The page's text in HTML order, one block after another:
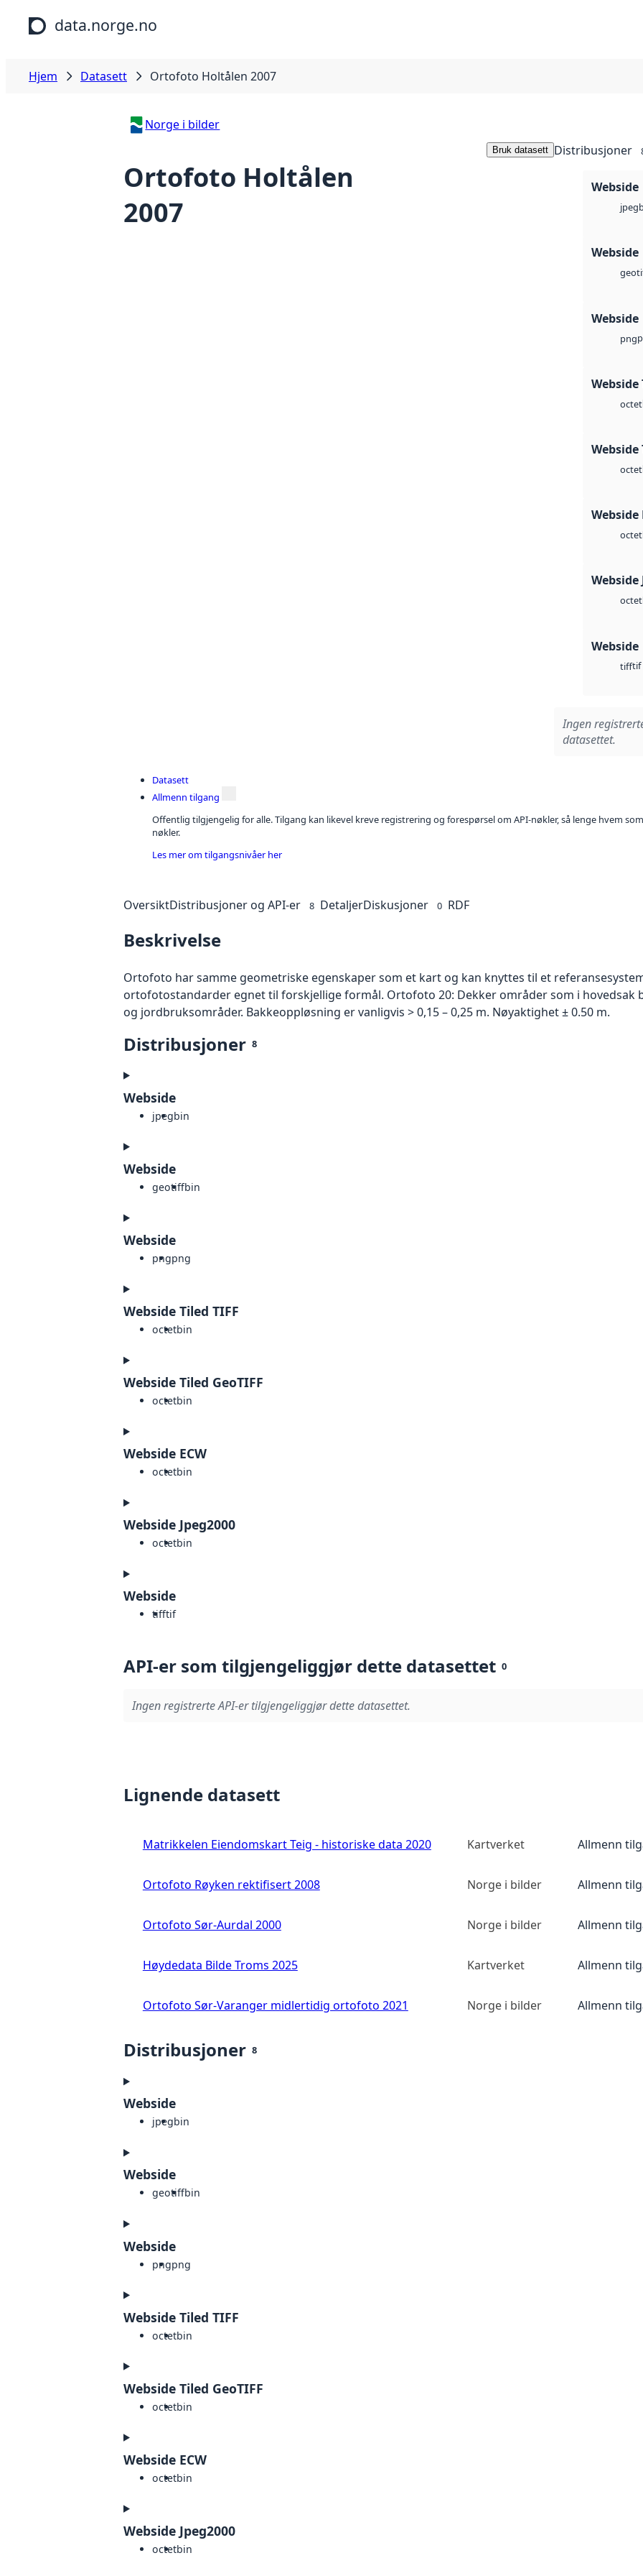
Hopp til hovedinnhold
data.norge.no
Hjem Datasett Ortofoto Holtålen 2007
Norge i bilder
Ortofoto Holtålen
2007
Bruk datasett Distribusjoner
Webside
jpeg
Webside
Webside
png
Webside
octet
Webside
octet
Webside
octet
Webside
octet
Webside
tifftif
Ingen
datasettet.
Datasett
Allmenn tilgang
Offentlig tilgjengelig for alle. Tilgang kan likevel kreve registrering og forespørsel om API-nøkler, så lenge hvem
nøkler.
Les mer om tilgangsnivåer her
OversiktDistribusjoner og API-er 8 DetaljerDiskusjoner 0 RDF
Beskrivelse
Ortofoto har samme geometriske egenskaper som et kart og kan knyttes til et
ortofotostandarder egnet til forskjellige formål. Ortofoto 20: Dekker områder som i hovedsak
og jordbruksområder. Bakkeoppløsning er vanligvis > 0,15 – 0,25 m. Nøyaktighet ± 0.50 m.
Distribusjoner 8
Webside
jpegbin
Webside
geotiffbin
Webside
pngpng
Webside Tiled TIFF
octetbin
Webside Tiled GeoTIFF
octetbin
Webside ECW
octetbin
Webside Jpeg2000
octetbin
Webside
tifftif
API-er som tilgjengeliggjør dette datasettet 0
Ingen registrerte API-er tilgjengeliggjør dette datasettet.
Lignende datasett
Matrikkelen Eiendomskart Teig - historiske data 2020 Kartverket Allmenn
Ortofoto Røyken rektifisert 2008 Norge i bilder Allmenn
Ortofoto Sør-Aurdal 2000 Norge i bilder Allmenn
Høydedata Bilde Troms 2025 Kartverket Allmenn
Ortofoto Sør-Varanger midlertidig ortofoto 2021 Norge i bilder Allmenn
Distribusjoner 8
Webside
jpegbin
Webside
geotiffbin
Webside
pngpng
Webside Tiled TIFF
octetbin
Webside Tiled GeoTIFF
octetbin
Webside ECW
octetbin
Webside Jpeg2000
octetbin